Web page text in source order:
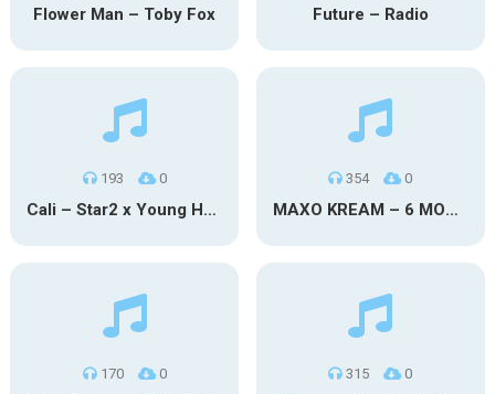
Flower Man – Toby Fox Future – Radio
193 0
Cali – Star2 x Young Henny
354 0
MAXO KREAM – 6 MONTHS CLEAN
170 0 315 0